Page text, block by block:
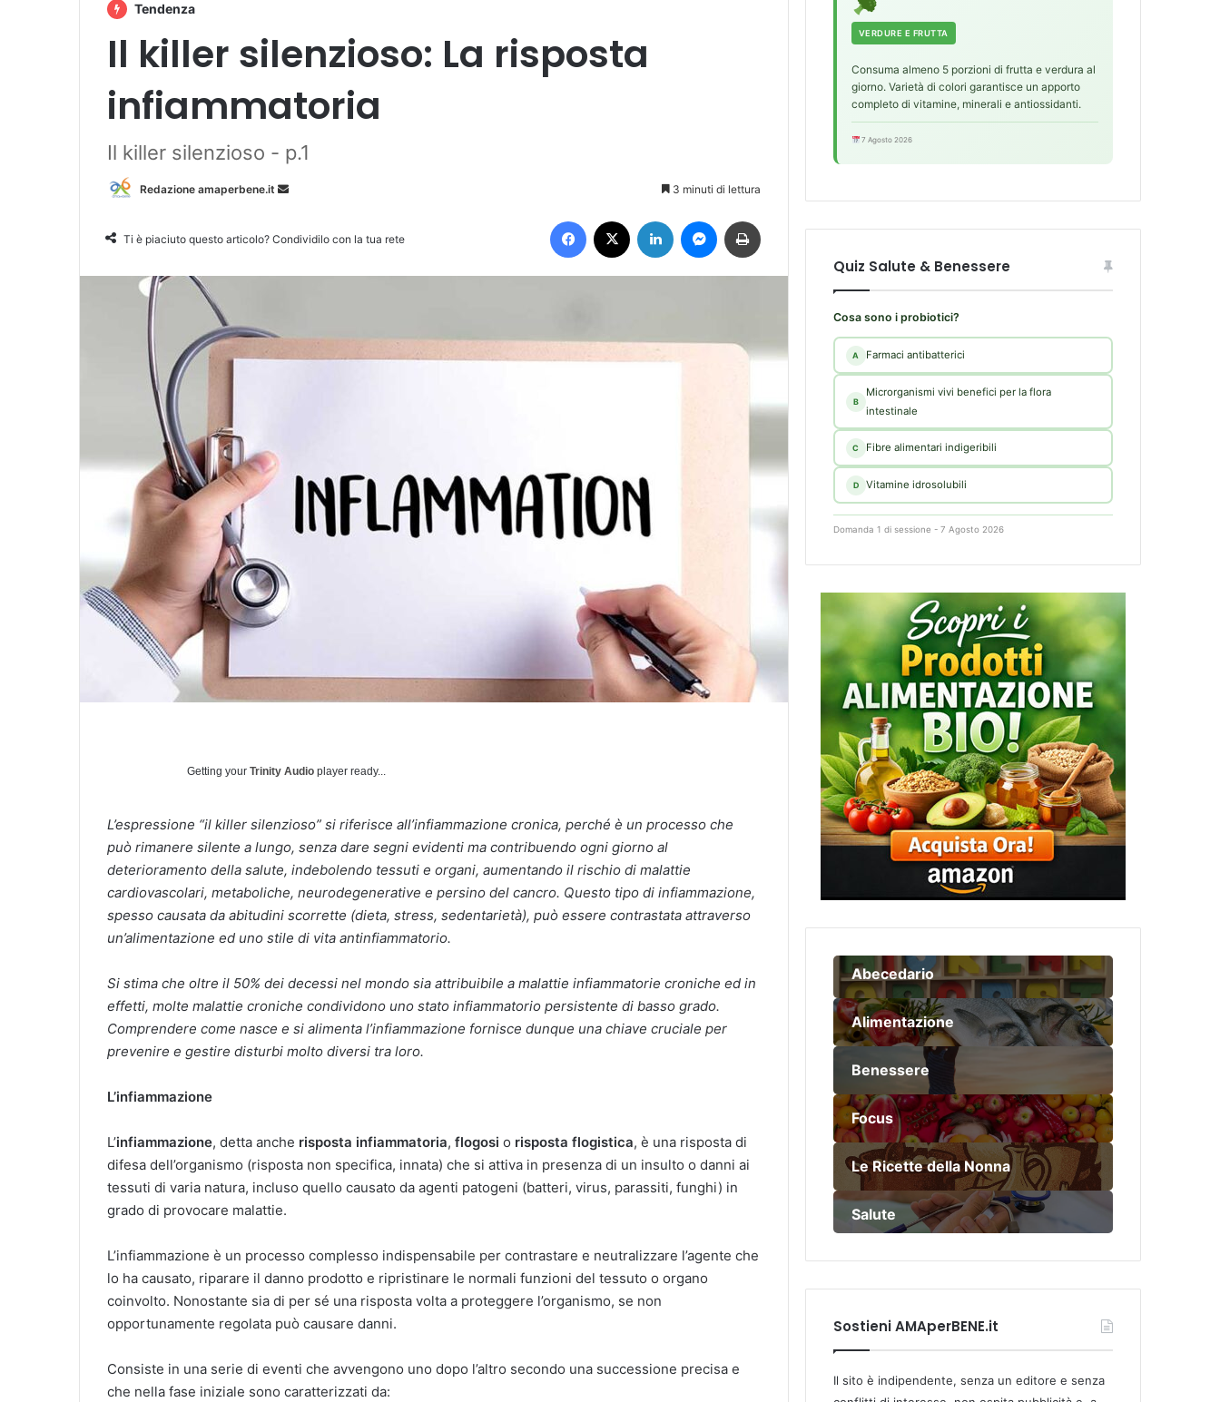
Tendenza
Il killer silenzioso: La risposta
infiammatoria
Il killer silenzioso - p.1
Redazione amaperbene.it
a
'
e
3 minuti di lettura
Ti è piaciuto questo articolo? Condividilo con la tua rete
Getting your Trinity Audio player ready...
L’espressione “il killer silenzioso” si riferisce all’infiammazione cronica, perché è un processo che
può rimanere silente a lungo, senza dare segni evidenti ma contribuendo ogni giorno al
deterioramento della salute, indebolendo tessuti e organi, aumentando il rischio di malattie
cardiovascolari, metaboliche, neurodegenerative e persino del cancro. Questo tipo di infiammazione,
spesso causata da abitudini scorrette (dieta, stress, sedentarietà), può essere contrastata attraverso
un’alimentazione ed uno stile di vita antinfiammatorio.
Si stima che oltre il 50% dei decessi nel mondo sia attribuibile a malattie infiammatorie croniche ed in
effetti, molte malattie croniche condividono uno stato infiammatorio persistente di basso grado.
Comprendere come nasce e si alimenta l’infiammazione fornisce dunque una chiave cruciale per
prevenire e gestire disturbi molto diversi tra loro.
L’infiammazione
L’infiammazione, detta anche risposta infiammatoria, flogosi o risposta flogistica, è una risposta di
difesa dell’organismo (risposta non specifica, innata) che si attiva in presenza di un insulto o danni ai
tessuti di varia natura, incluso quello causato da agenti patogeni (batteri, virus, parassiti, funghi) in
grado di provocare malattie.
L’infiammazione è un processo complesso indispensabile per contrastare e neutralizzare l’agente che
lo ha causato, riparare il danno prodotto e ripristinare le normali funzioni del tessuto o organo
coinvolto. Nonostante sia di per sé una risposta volta a proteggere l’organismo, se non
opportunamente regolata può causare danni.
Consiste in una serie di eventi che avvengono uno dopo l’altro secondo una successione precisa e
che nella fase iniziale sono caratterizzati da:
VERDURE E FRUTTA
Consuma almeno 5 porzioni di frutta e verdura al
giorno. Varietà di colori garantisce un apporto
completo di vitamine, minerali e antiossidanti.
7 Agosto 2026
Quiz Salute & Benessere
Cosa sono i probiotici?
A Farmaci antibatterici
B
Microrganismi vivi benefici per la flora
intestinale
C Fibre alimentari indigeribili
D Vitamine idrosolubili
Domanda 1 di sessione - 7 Agosto 2026
Abecedario
Alimentazione
Benessere
Focus
Le Ricette della Nonna
Salute
Sostieni AMAperBENE.it
Il sito è indipendente, senza un editore e senza